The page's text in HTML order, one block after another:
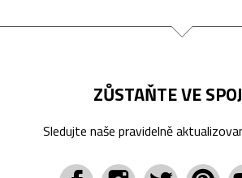
ZŮSTAŇTE VE
Sledujte naše pravidelně